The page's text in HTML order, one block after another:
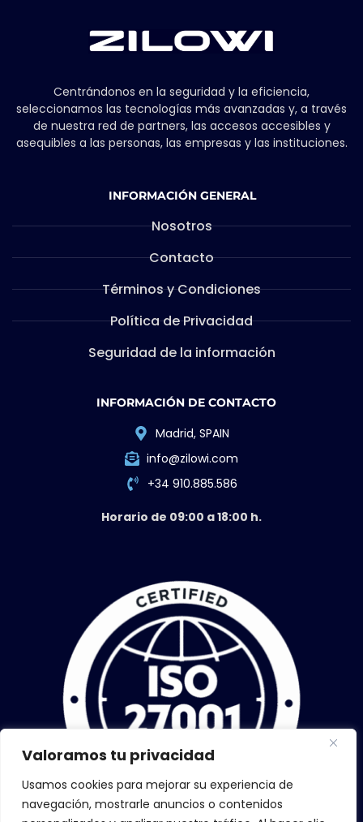
Valoramos tu privacidad
Usamos cookies para mejorar su experiencia de
navegación, mostrarle anuncios o contenidos
Centrándonos en la seguridad y la eficiencia,
seleccionamos las tecnologías más avanzadas y, a través
de nuestra red de partners, las accesos accesibles y
asequibles a las personas, las empresas y las instituciones.
INFORMACIÓN GENERAL
Nosotros
Contacto
Términos y Condiciones
Política de Privacidad
Seguridad de la información
INFORMACIÓN DE CONTACTO
Madrid, SPAIN
info@zilowi.com
+34 910.885.586
Horario de 09:00 a 18:00 h.